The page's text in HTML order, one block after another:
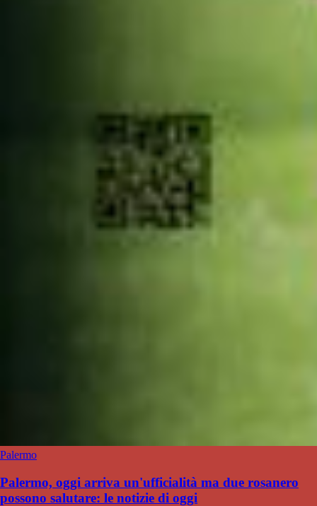
Palermo
Palermo, oggi arriva un'ufficialità ma due rosanero
possono salutare: le notizie di oggi